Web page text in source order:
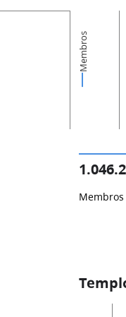
Membros
Membros